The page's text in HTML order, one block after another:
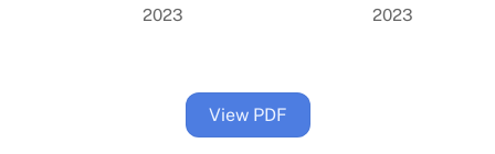
2023
2023
View PDF